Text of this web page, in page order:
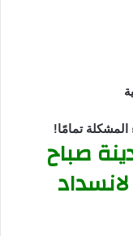
المشكلة تمامًا!
صباح